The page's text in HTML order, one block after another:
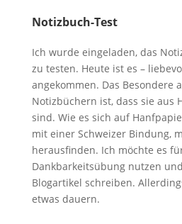
Notizbuch-Test
Ich wurde eingeladen, das
zu testen. Heute ist es –
angekommen. Das Besondere
Notizbüchern ist, dass sie aus
sind. Wie es sich auf
mit einer Schweizer Bindung,
herausfinden. Ich möchte es
Dankbarkeitsübung nutzen
Blogartikel schreiben.
etwas dauern.